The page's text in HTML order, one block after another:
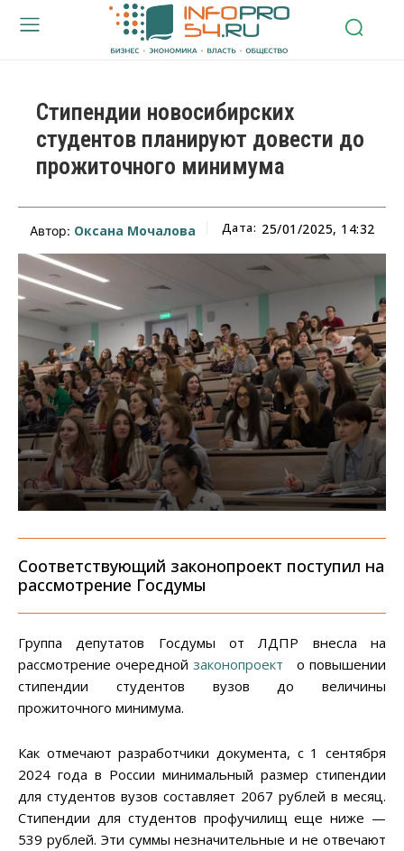
Стипендии новосибирских
студентов планируют довести до
прожиточного минимума
Автор: Оксана Мочалова Дата: 25/01/2025, 14:32
Соответствующий законопроект поступил на
рассмотрение Госдумы
Группа депутатов Госдумы от ЛДПР внесла на
рассмотрение очередной законопроект
о повышении
стипендии студентов вузов до величины
прожиточного минимума.
Как отмечают разработчики документа, с 1 сентября
2024 года в России минимальный размер стипендии
для студентов вузов составляет 2067 рублей в месяц.
Стипендии для студентов профучилищ еще ниже —
539 рублей. Эти суммы незначительные и не отвечают